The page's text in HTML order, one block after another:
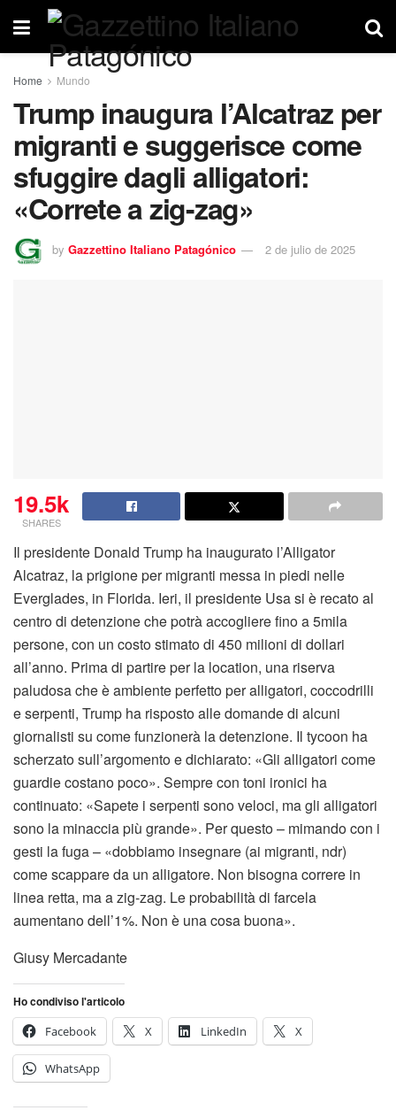
Home Mundo
Trump inaugura l’Alcatraz per
migranti e suggerisce come
sfuggire dagli alligatori:
«Correte a zig-zag»
by Gazzettino Italiano Patagónico 2 de julio de 2025
19.5k
SHARES
Il presidente Donald Trump ha inaugurato l’Alligator
Alcatraz, la prigione per migranti messa in piedi nelle
Everglades, in Florida. Ieri, il presidente Usa si è recato al
centro di detenzione che potrà accogliere fino a 5mila
persone, con un costo stimato di 450 milioni di dollari
all’anno. Prima di partire per la location, una riserva
paludosa che è ambiente perfetto per alligatori, coccodrilli
e serpenti, Trump ha risposto alle domande di alcuni
giornalisti su come funzionerà la detenzione. Il tycoon ha
scherzato sull’argomento e dichiarato: «Gli alligatori come
guardie costano poco». Sempre con toni ironici ha
continuato: «Sapete i serpenti sono veloci, ma gli alligatori
sono la minaccia più grande». Per questo – mimando con i
gesti la fuga – «dobbiamo insegnare (ai migranti, ndr)
come scappare da un alligatore. Non bisogna correre in
linea retta, ma a zig-zag. Le probabilità di farcela
aumentano dell’1%. Non è una cosa buona».
Giusy Mercadante
Ho condiviso l'articolo
Facebook
X LinkedIn X
WhatsApp